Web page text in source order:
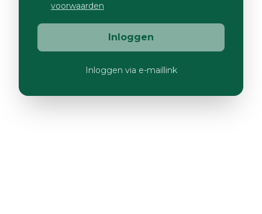
voorwaarden
Inloggen
Inloggen via e-maillink